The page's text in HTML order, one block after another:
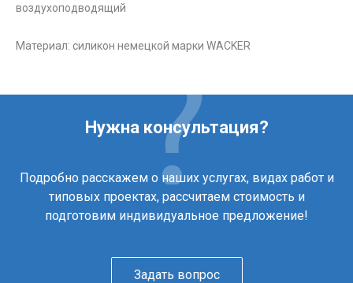
воздухоподводящий
Материал: силикон немецкой марки WACKER
Нужна консультация?
Подробно расскажем о наших услугах, видах работ и
типовых проектах, рассчитаем стоимость и
подготовим индивидуальное предложение!
Задать вопрос